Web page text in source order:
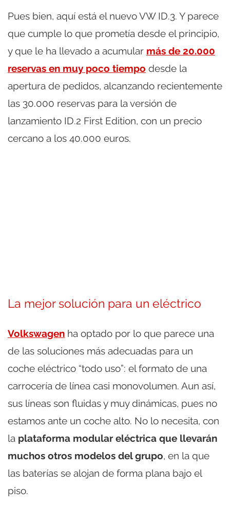
Pues bien, aquí está el nuevo VW ID.3. Y parece
que cumple lo que prometía desde el principio,
y que le ha llevado a acumular más de 20.000
reservas en muy poco tiempo desde la
apertura de pedidos, alcanzando recientemente
las 30.000 reservas para la versión de
lanzamiento ID.2 First Edition, con un precio
cercano a los 40.000 euros.
La mejor solución para un eléctrico
Volkswagen ha optado por lo que parece una
de las soluciones más adecuadas para un
coche eléctrico “todo uso”: el formato de una
carrocería de línea casi monovolumen. Aun así,
sus líneas son fluidas y muy dinámicas, pues no
estamos ante un coche alto. No lo necesita, con
la plataforma modular eléctrica que llevarán
muchos otros modelos del grupo, en la que
las baterías se alojan de forma plana bajo el
piso.